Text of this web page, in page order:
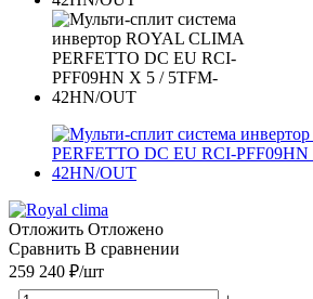
Отложить Отложено
Сравнить В сравнении
259 240 ₽/шт